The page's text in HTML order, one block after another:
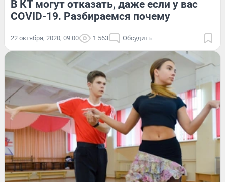
В КТ могут отказать, даже если у вас
COVID-19. Разбираемся почему
22 октября, 2020, 09:00 1 563 Обсудить